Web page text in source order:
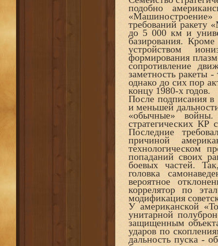
подобно
«Машиностроение»
требований ракету
до 5 000 км и
базирования.
устройством
формирования
сопротивление
заметность ракеты
однако до сих пор
концу 1980-х годов.
После подписания в
и меньшей
«обычные»
стратегических КР
Последние
причиной
технологическом
попаданий своих
боевых частей.
головка
вероятное
коррелятор по
модификация
У американской
унитарной
защищенным
ударов по
дальность пуска -